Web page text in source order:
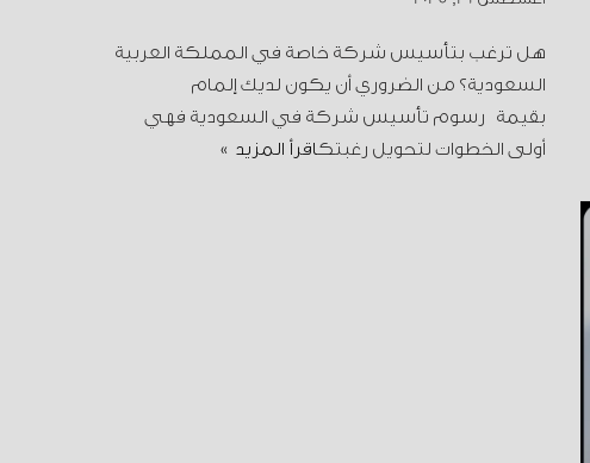
هل ترغب بتأسيس شركة خاصة في المملكة العربية
السعودية؟ من الضروري أن يكون لديك إلمام
بقيمة رسوم تأسيس شركة في السعودية فهي
أولى الخطوات لتحويل رغبتكاقرأ المزيد »